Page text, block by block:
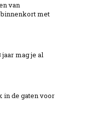
van
met
jaar mag je al
in de gaten voor